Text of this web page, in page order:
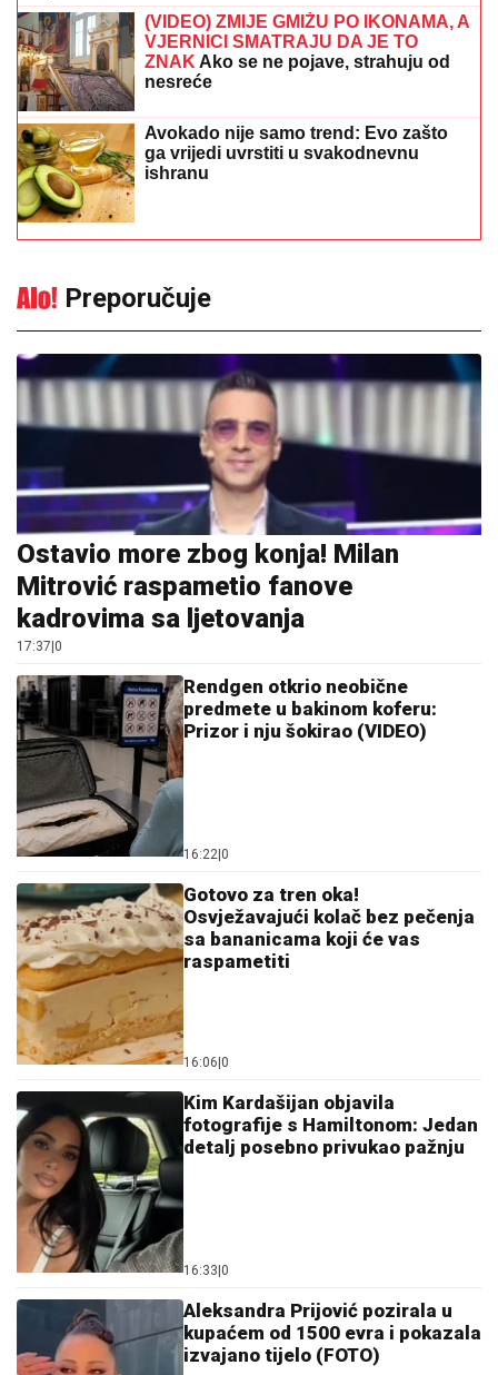
(VIDEO) ZMIJE GMIŽU PO IKONAMA, A
VJERNICI SMATRAJU DA JE TO
ZNAK Ako se ne pojave, strahuju od
nesreće
Avokado nije samo trend: Evo zašto
ga vrijedi uvrstiti u svakodnevnu
ishranu
Preporučuje
Ostavio more zbog konja! Milan
Mitrović raspametio fanove
kadrovima sa ljetovanja
17:37 0
Rendgen otkrio neobične
predmete u bakinom koferu:
Prizor i nju šokirao (VIDEO)
16:22 0
Gotovo za tren oka!
Osvježavajući kolač bez pečenja
sa bananicama koji će vas
raspametiti
16:06 0
Kim Kardašijan objavila
fotografije s Hamiltonom: Jedan
detalj posebno privukao pažnju
16:33 0
Aleksandra Prijović pozirala u
kupaćem od 1500 evra i pokazala
izvajano tijelo (FOTO)